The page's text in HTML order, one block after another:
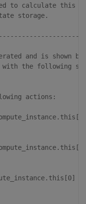
to calculate this
storage.
and is shown
with the following
actions: